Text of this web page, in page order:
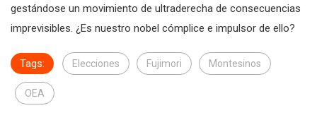
gestándose un movimiento de ultraderecha de consecuencias
imprevisibles. ¿Es nuestro nobel cómplice e impulsor de ello?
Tags: Elecciones Fujimori Montesinos
OEA